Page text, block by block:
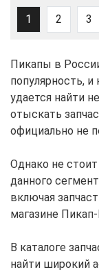
1 2 3
Пикапы в
популярность,
удается найти
отыскать
официально не
Однако не
данного
включая
магазине
В каталоге
найти широкий